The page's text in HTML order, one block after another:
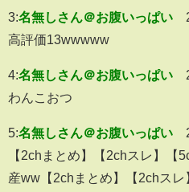
3:名無しさん＠お腹いっぱい
高評価13wwwww
4:名無しさん＠お腹いっぱい
わんこおつ
5:名無しさん＠お腹いっぱい
【2chまとめ】【2chスレ】【
産ww【2chまとめ】【2chス